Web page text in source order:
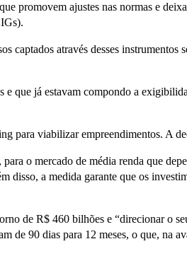
promovem ajustes nas normas e
captados através desses
que já estavam compondo a
para viabilizar empreendimentos. A
o mercado de média renda que
disso, a medida garante que os
de R$ 460 bilhões e “direcionar o
de 90 dias para 12 meses, o que, na